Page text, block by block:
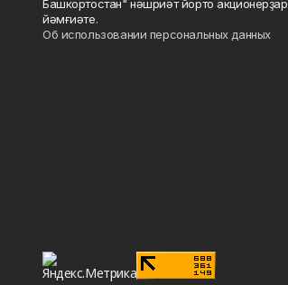
Башкортостан" нәшриәт йорто акционерҙар
йәмғиәте.
Об использовании персональных данных